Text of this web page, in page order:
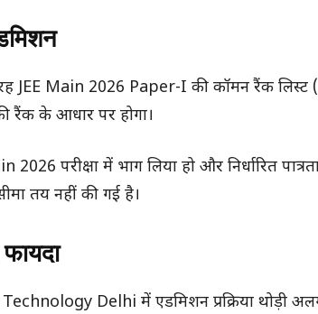
JEE Main 2026 Paper-I की कॉमन रैंक लिस्ट
रैंक के आधार पर होगा।
परीक्षा में भाग लिया हो और निर्धारित
तय नहीं की गई है।
Delhi में एडमिशन प्रक्रिया थोड़ी अलग